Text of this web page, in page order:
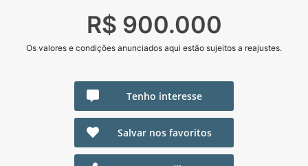
R$ 900.000
Os valores e condições anunciados aqui estão sujeitos a reajustes.
Tenho interesse
Salvar nos favoritos